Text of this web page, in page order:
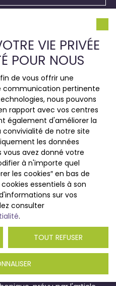
de mes données
de prospection
vous pouvez
sur la liste d'opposition
VIE PRIVÉE
POUR NOUS
de vous offrir une
communication pertinente
nous pouvons
rapport avec vos centres
également d'améliorer la
convivialité de notre site
les données
vous avez donné votre
à n'importe quel
les cookies″ en bas de
essentiels à son
sur vos
consulter
.
TOUT REFUSER